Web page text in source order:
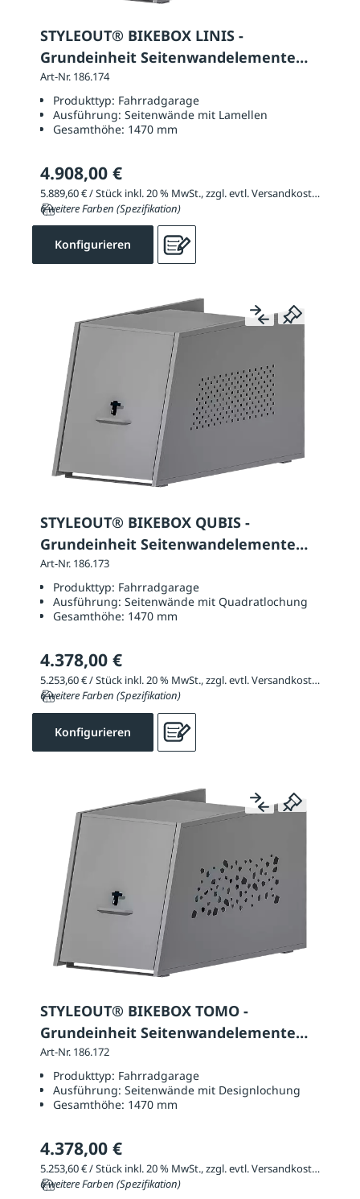
STYLEOUT® BIKEBOX LINIS -
Grundeinheit Seitenwandelemente
mit Lamellen
Art-Nr. 186.174
Produkttyp: Fahrradgarage
Ausführung: Seitenwände mit Lamellen
Gesamthöhe: 1470 mm
4.908,00 €
5.889,60 € / Stück inkl. 20 % MwSt., zzgl. evtl. Versandkosten
6 weitere Farben (Spezifikation)
Konfigurieren
STYLEOUT® BIKEBOX QUBIS -
Grundeinheit Seitenwandelemente
mit Quadratlochung
Art-Nr. 186.173
Produkttyp: Fahrradgarage
Ausführung: Seitenwände mit Quadratlochung
Gesamthöhe: 1470 mm
4.378,00 €
5.253,60 € / Stück inkl. 20 % MwSt., zzgl. evtl. Versandkosten
6 weitere Farben (Spezifikation)
Konfigurieren
STYLEOUT® BIKEBOX TOMO -
Grundeinheit Seitenwandelemente
mit Designlochung
Art-Nr. 186.172
Produkttyp: Fahrradgarage
Ausführung: Seitenwände mit Designlochung
Gesamthöhe: 1470 mm
4.378,00 €
5.253,60 € / Stück inkl. 20 % MwSt., zzgl. evtl. Versandkosten
6 weitere Farben (Spezifikation)